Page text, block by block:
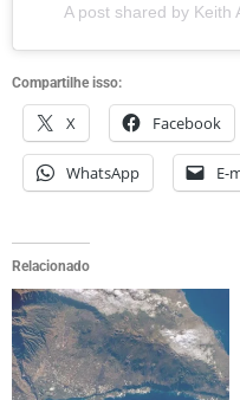
A post shared by Keith
Compartilhe isso:
X Facebook
WhatsApp E-
Relacionado